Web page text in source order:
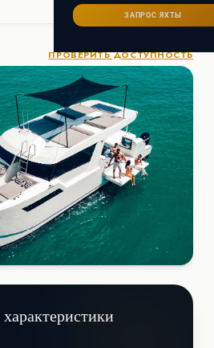
Ибица
ИТАЛИЯ
Сардиния
Франция
Хорватия
САНКТ-ПЕТЕРБУРГ
ЗАПРОС ЯХТЫ
ПРОВЕРИТЬ ДОСТУПНОСТЬ